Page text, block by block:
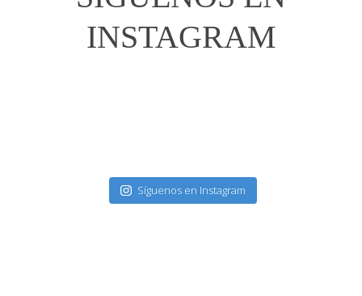
INSTAGRAM
Síguenos en Instagram